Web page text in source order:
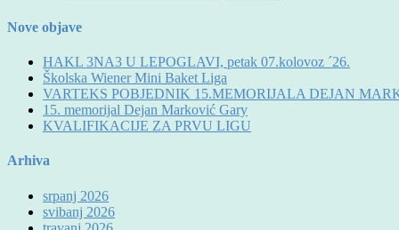
Nove objave
HAKL 3NA3 U LEPOGLAVI, petak 07.kolovoz ´26.
Školska Wiener Mini Baket Liga
VARTEKS POBJEDNIK 15.MEMORIJALA DEJAN
15. memorijal Dejan Marković Gary
KVALIFIKACIJE ZA PRVU LIGU
Arhiva
srpanj 2026
svibanj 2026